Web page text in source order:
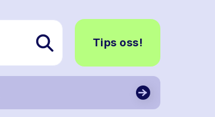
Tips oss!